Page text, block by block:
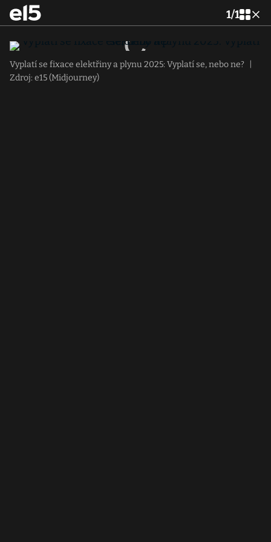
1/1
Vyplatí se fixace elektřiny a plynu 2025: Vyplatí se, nebo ne?
Zdroj: e15 (Midjourney)